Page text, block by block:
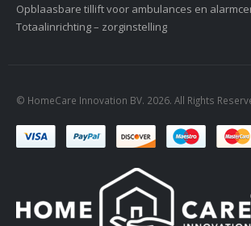
Opblaasbare tillift voor ambulances en
Totaalinrichting – zorginstelling
© HomeCare Innovation BV. 2026. All Rights